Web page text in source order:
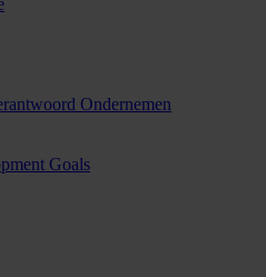
Ondernemen
Goals